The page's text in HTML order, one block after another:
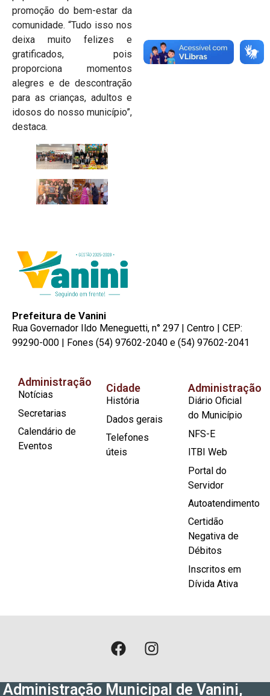
promoção do bem-estar da
comunidade. “Tudo isso nos
deixa muito felizes e
gratificados, pois
proporciona momentos
alegres e de descontração
para as crianças, adultos e
idosos do nosso município”,
destaca.
Prefeitura de Vanini
Rua Governador Ildo Meneguetti, n° 297 | Centro | CEP:
99290-000 | Fones (54) 97602-2040 e (54) 97602-2041
Administração
Notícias
Secretarias
Calendário de
Eventos
Cidade
História
Dados gerais
Telefones
úteis
Administração
Diário Oficial
do Município
NFS-E
ITBI Web
Portal do
Servidor
Autoatendimento
Certidão
Negativa de
Débitos
Inscritos em
Dívida Ativa
Administração Municipal de Vanini,